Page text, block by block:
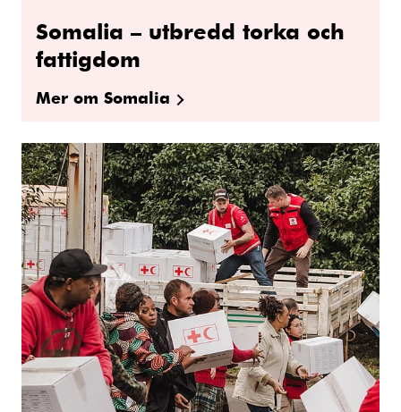
Somalia – utbredd torka och
fattigdom
Mer om Somalia